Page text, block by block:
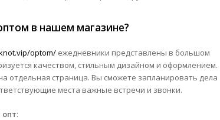
в нашем магазине?
optom/ ежедневники представлены в большом
качеством, стильным дизайном и оформлением.
отдельная страница. Вы сможете запланировать дела
места важные встречи и звонки.
: